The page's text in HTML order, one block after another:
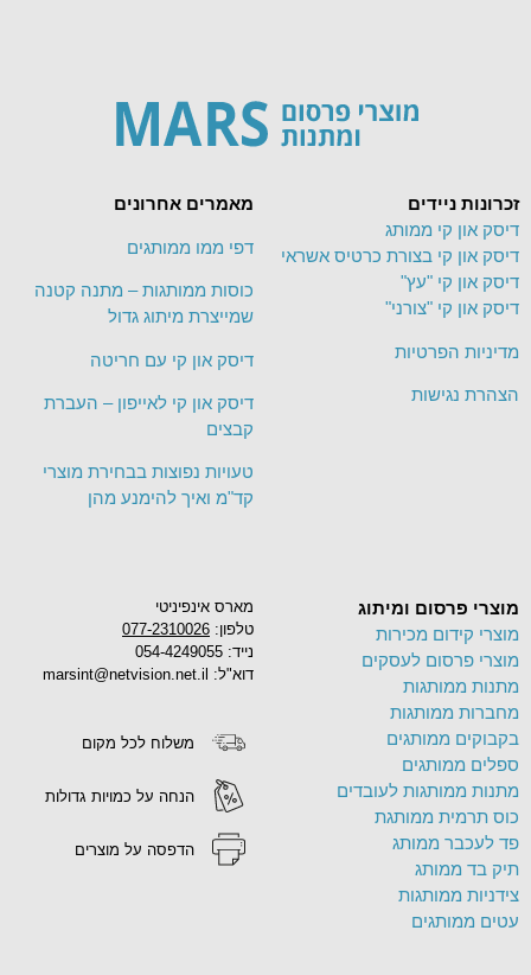
מארס אינפיניטי
טלפון: 077-2310026
נייד: 054-4249055
דוא"ל: marsint@netvision.net.il
משלוח לכל מקום
הנחה על כמויות גדולות
הדפסה על מוצרים
מוצרי פרסום ומיתוג
מוצרי קידום מכירות
מוצרי פרסום לעסקים
מתנות ממותגות
מחברות ממותגות
בקבוקים ממותגים
ספלים ממותגים
מתנות ממותגות לעובדים
כוס תרמית ממותגת
פד לעכבר ממותג
תיק בד ממותג
צידניות ממותגות
עטים ממותגים
מאמרים אחרונים
דפי ממו ממותגים
כוסות ממותגות – מתנה קטנה
שמייצרת מיתוג גדול
דיסק און קי עם חריטה
דיסק און קי לאייפון – העברת
קבצים
טעויות נפוצות בבחירת מוצרי
קד"מ ואיך להימנע מהן
זכרונות ניידים
דיסק און קי ממותג
דיסק און קי בצורת כרטיס אשראי
דיסק און קי "עץ"
דיסק און קי "צורני"
מדיניות הפרטיות
הצהרת נגישות